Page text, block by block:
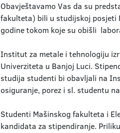
Obavještavamo Vas da su
fakulteta) bili u studijskoj posjeti
godine tokom koje su obišli
Institut za metale i tehnologiju
Univerziteta u Banjoj Luci.
studija studenti bi obavljali na
osiguranje, porez i sl. studentu
Studenti Mašinskog fakulteta i
kandidata za stipendiranje.